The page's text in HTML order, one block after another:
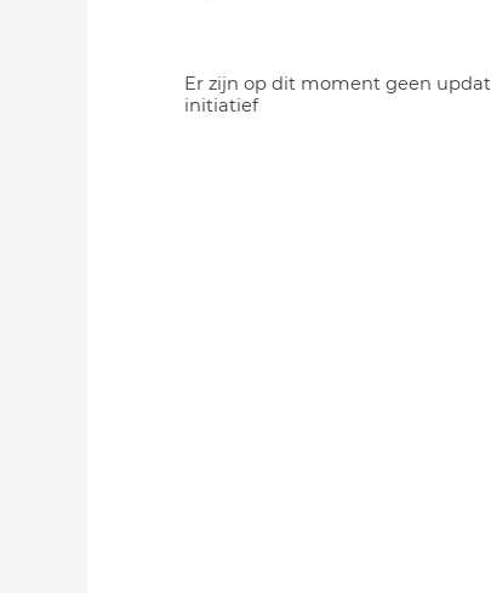
Er zijn op dit moment geen
initiatief